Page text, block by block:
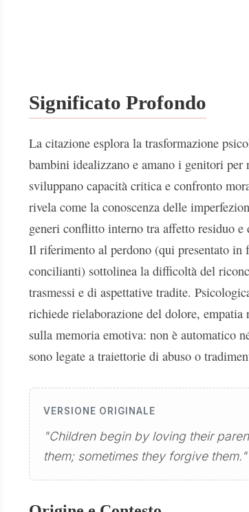
Significato Profondo
La citazione esplora la trasformazione
bambini idealizzano e amano i genitori per
sviluppano capacità critica e confronto
rivela come la conoscenza delle
generi conflitto interno tra affetto residuo e
Il riferimento al perdono (qui presentato in
concilianti) sottolinea la difficoltà del
trasmessi e di aspettative tradite.
richiede rielaborazione del dolore, empatia
sulla memoria emotiva: non è automatico
sono legate a traiettorie di abuso o
VERSIONE ORIGINALE
"Children begin by loving their
them; sometimes they forgive them."